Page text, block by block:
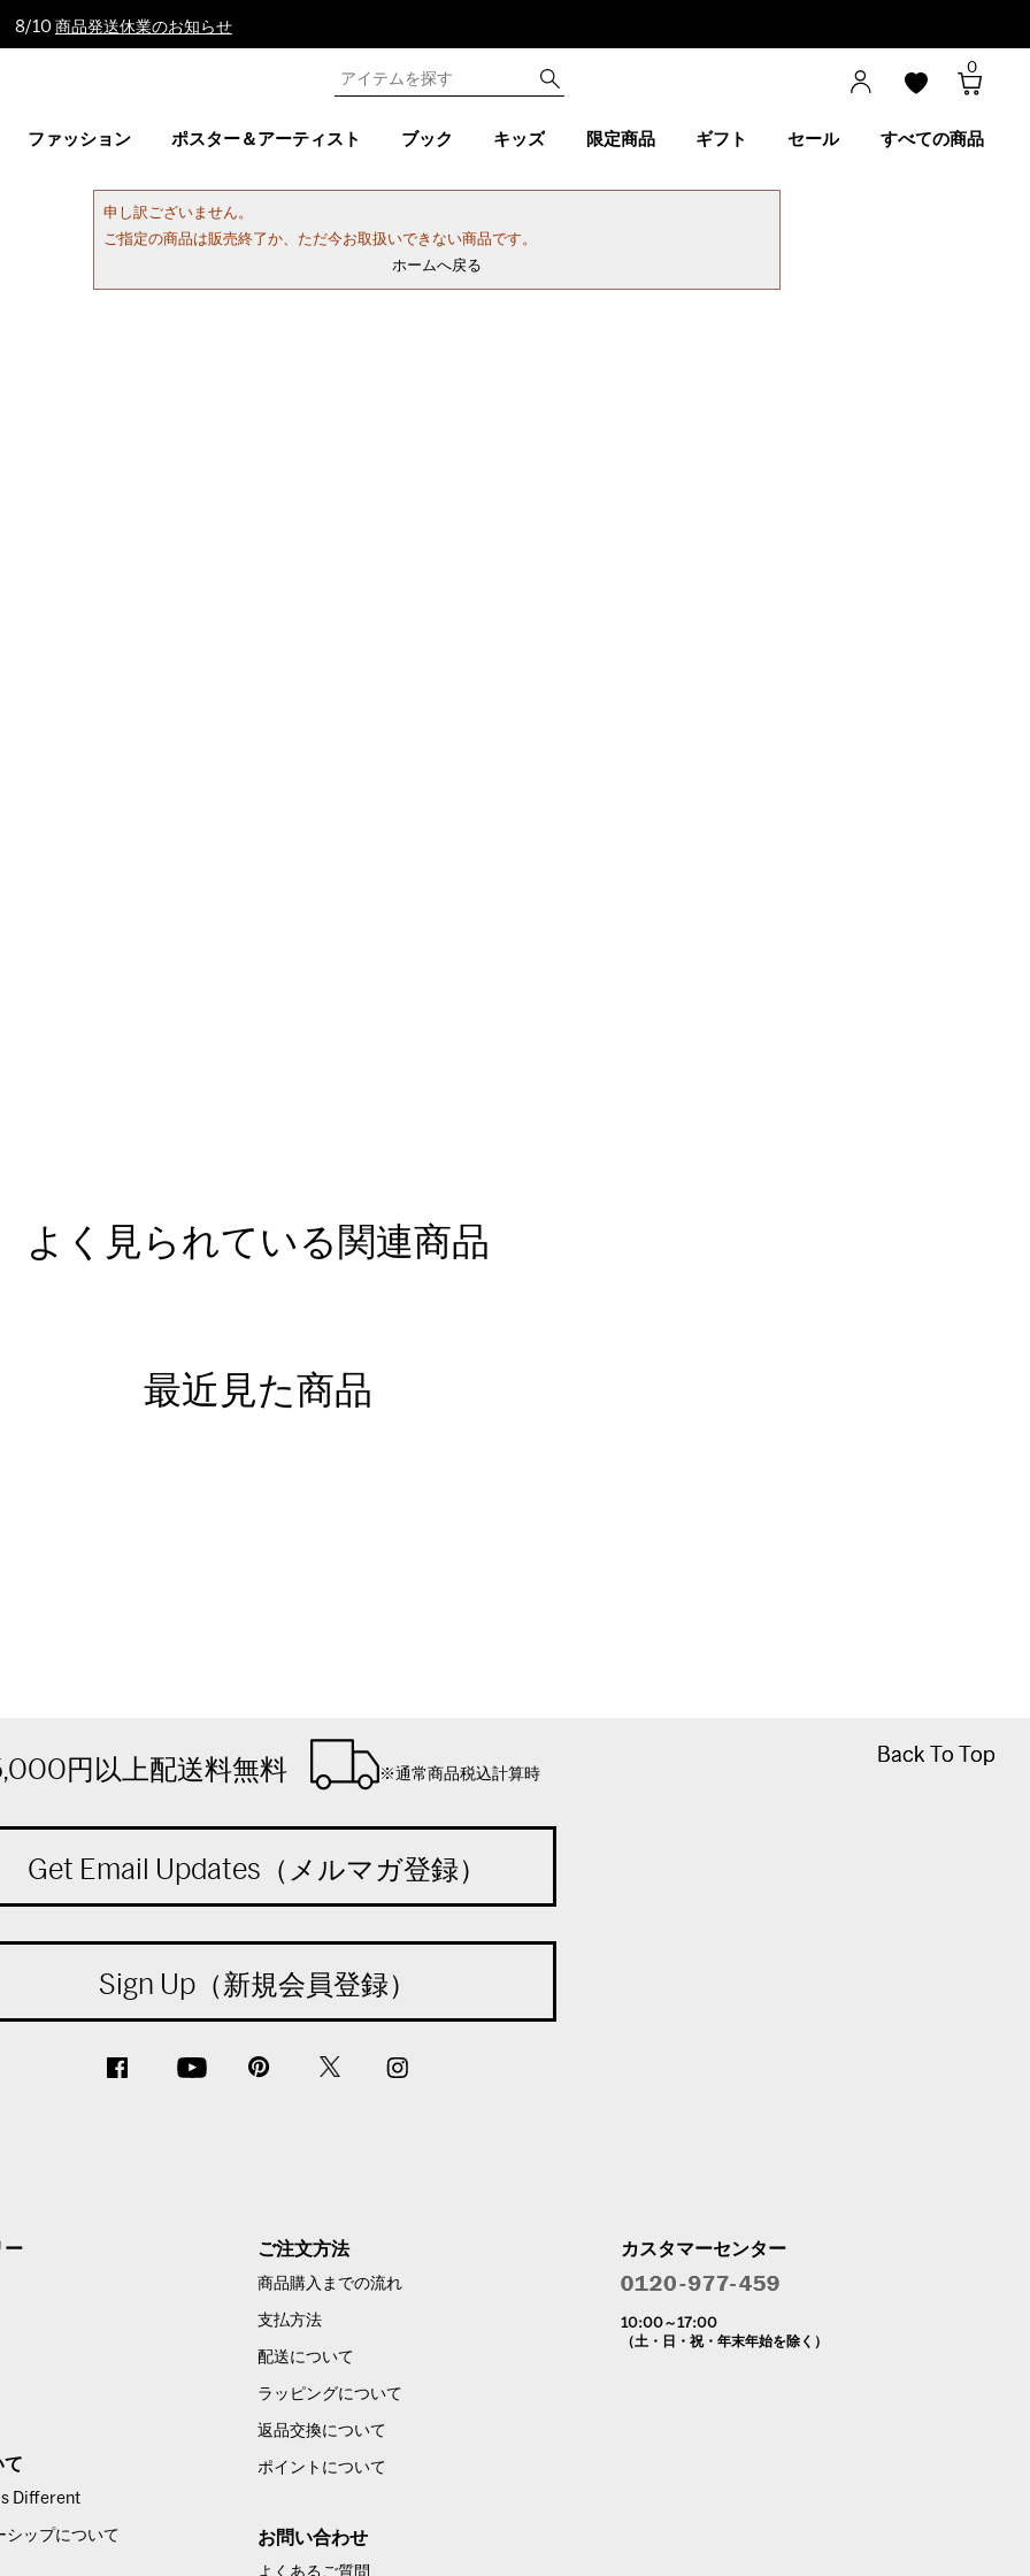
8/10 商品発送休業のお知らせ
0
ファッション ポスター＆アーティスト ブック キッズ 限定商品 ギフト セール すべての商品
申し訳ございません。
ご指定の商品は販売終了か、ただ今お取扱いできない商品です。
ホームへ戻る
よく見られている関連商品
最近見た商品
Back To Top
Back To Top
円以上配送料無料 ※通常商品税込計算時
Get Email Updates（メルマガ登録）
Sign Up（新規会員登録）
ー
て
Different
シップについて
ご注文方法
商品購入までの流れ
支払方法
配送について
ラッピングについて
返品交換について
ポイントについて
お問い合わせ
よくあるご質問
カスタマーセンター
10:00～17:00
（土・日・祝・年末年始を除く）